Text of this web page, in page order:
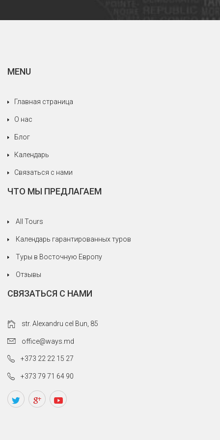
Особое упоминание для нашего дорогого
прием, зарезервированный для нас,
потребности, никогда не жалея себя. Мы
рады, что мы доверились серьезному и
MENU
Главная страница
О нас
Блог
Календарь
Связаться с нами
ЧТО МЫ ПРЕДЛАГАЕМ
All Tours
Календарь гарантированных туров
Туры в Восточную Европу
Отзывы
СВЯЗАТЬСЯ С НАМИ
str. Alexandru cel Bun, 85
office@ways.md
+373 22 22 15 27
+373 79 71 64 90